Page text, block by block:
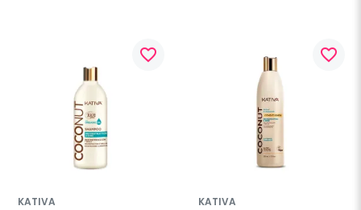
favorite_border
KATIVA
favorite_border
KATIVA